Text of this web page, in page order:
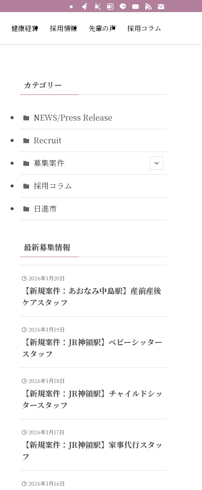
健康経営 採用情報 先輩の声 採用コラム
カテゴリー
NEWS/Press Release
Recruit
募集案件
採用コラム
日進市
最新募集情報
2026年1月20日
【新規案件：あおなみ中島駅】産前産後
ケアスタッフ
2026年1月19日
【新規案件：JR神領駅】ベビーシッター
スタッフ
2026年1月18日
【新規案件：JR神領駅】チャイルドシッ
タースタッフ
2026年1月17日
【新規案件：JR神領駅】家事代行スタッ
フ
2026年1月16日